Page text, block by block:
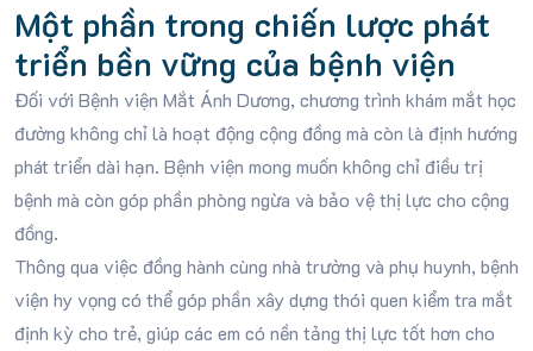
Một phần trong chiến lược phát
triển bền vững của bệnh viện
Đối với Bệnh viện Mắt Ánh Dương, chương trình khám mắt học
đường không chỉ là hoạt động cộng đồng mà còn là định hướng
phát triển dài hạn. Bệnh viện mong muốn không chỉ điều trị
bệnh mà còn góp phần phòng ngừa và bảo vệ thị lực cho cộng
đồng.
Thông qua việc đồng hành cùng nhà trường và phụ huynh, bệnh
viện hy vọng có thể góp phần xây dựng thói quen kiểm tra mắt
định kỳ cho trẻ, giúp các em có nền tảng thị lực tốt hơn cho